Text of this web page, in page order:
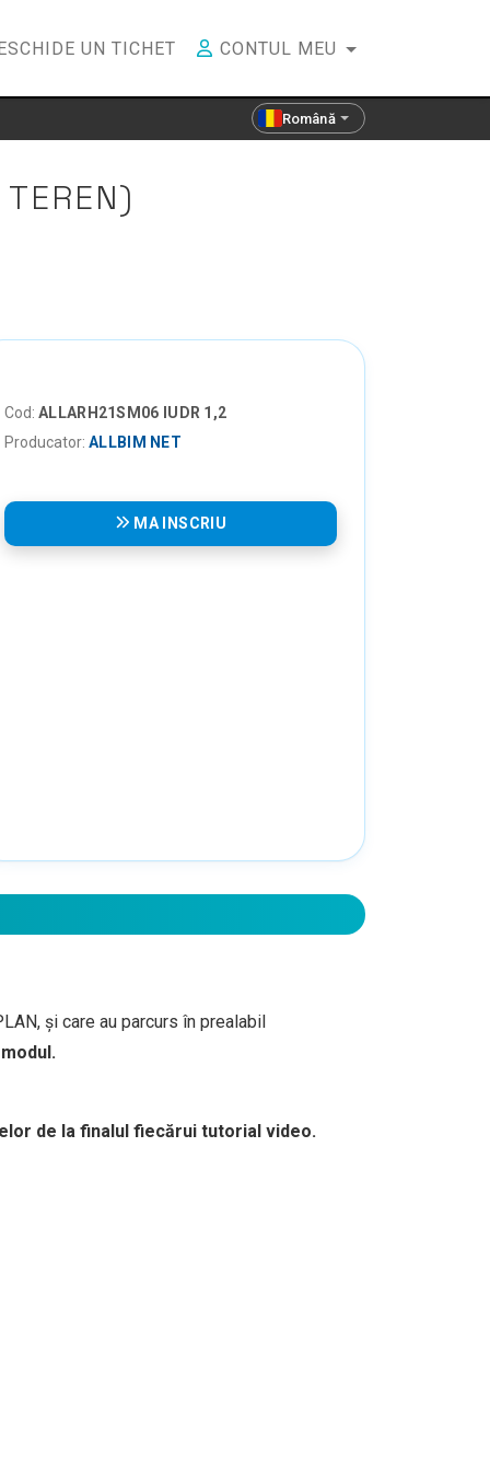
UN TICHET CONTUL MEU
Română
Cod: ALLARH21SM06 IUDR 1,2
Producator: ALLBIM NET
MA INSCRIU
și care au parcurs în prealabil
de la finalul fiecărui tutorial video.